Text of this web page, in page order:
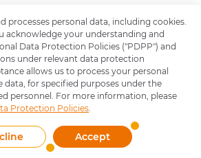
Forward Vietnam Co., Ltd. All rights
Inc.
processes personal data, including cookies.
acknowledge your understanding and
Data Protection Policies ("PDPP") and
under relevant data protection
allows us to process your personal
data, for specified purposes under the
personnel. For more information, please
Protection Policies.
Accept